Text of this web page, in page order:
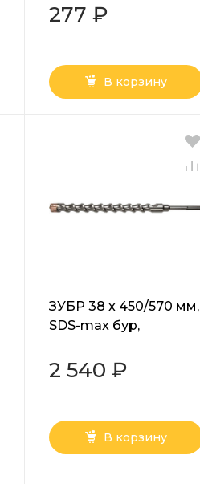
(29314-H3-2)
277 ₽
В корзину
ЗУБР 38 x 450/570 мм,
SDS-max бур,
(29350-570-38)
2 540 ₽
В корзину